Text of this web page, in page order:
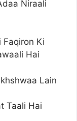
Niraali
Faqiron Ki
Hai
Lain
Taali Hai